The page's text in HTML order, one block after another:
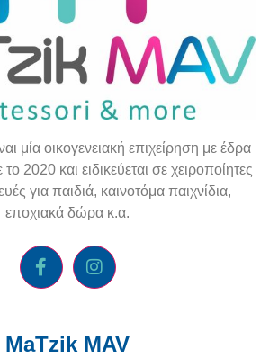
μία οικογενειακή επιχείρηση με έδρα
2020 και ειδικεύεται σε χειροποίητες
για παιδιά, καινοτόμα παιχνίδια,
εποχιακά δώρα κ.α.
MaTzik MAV